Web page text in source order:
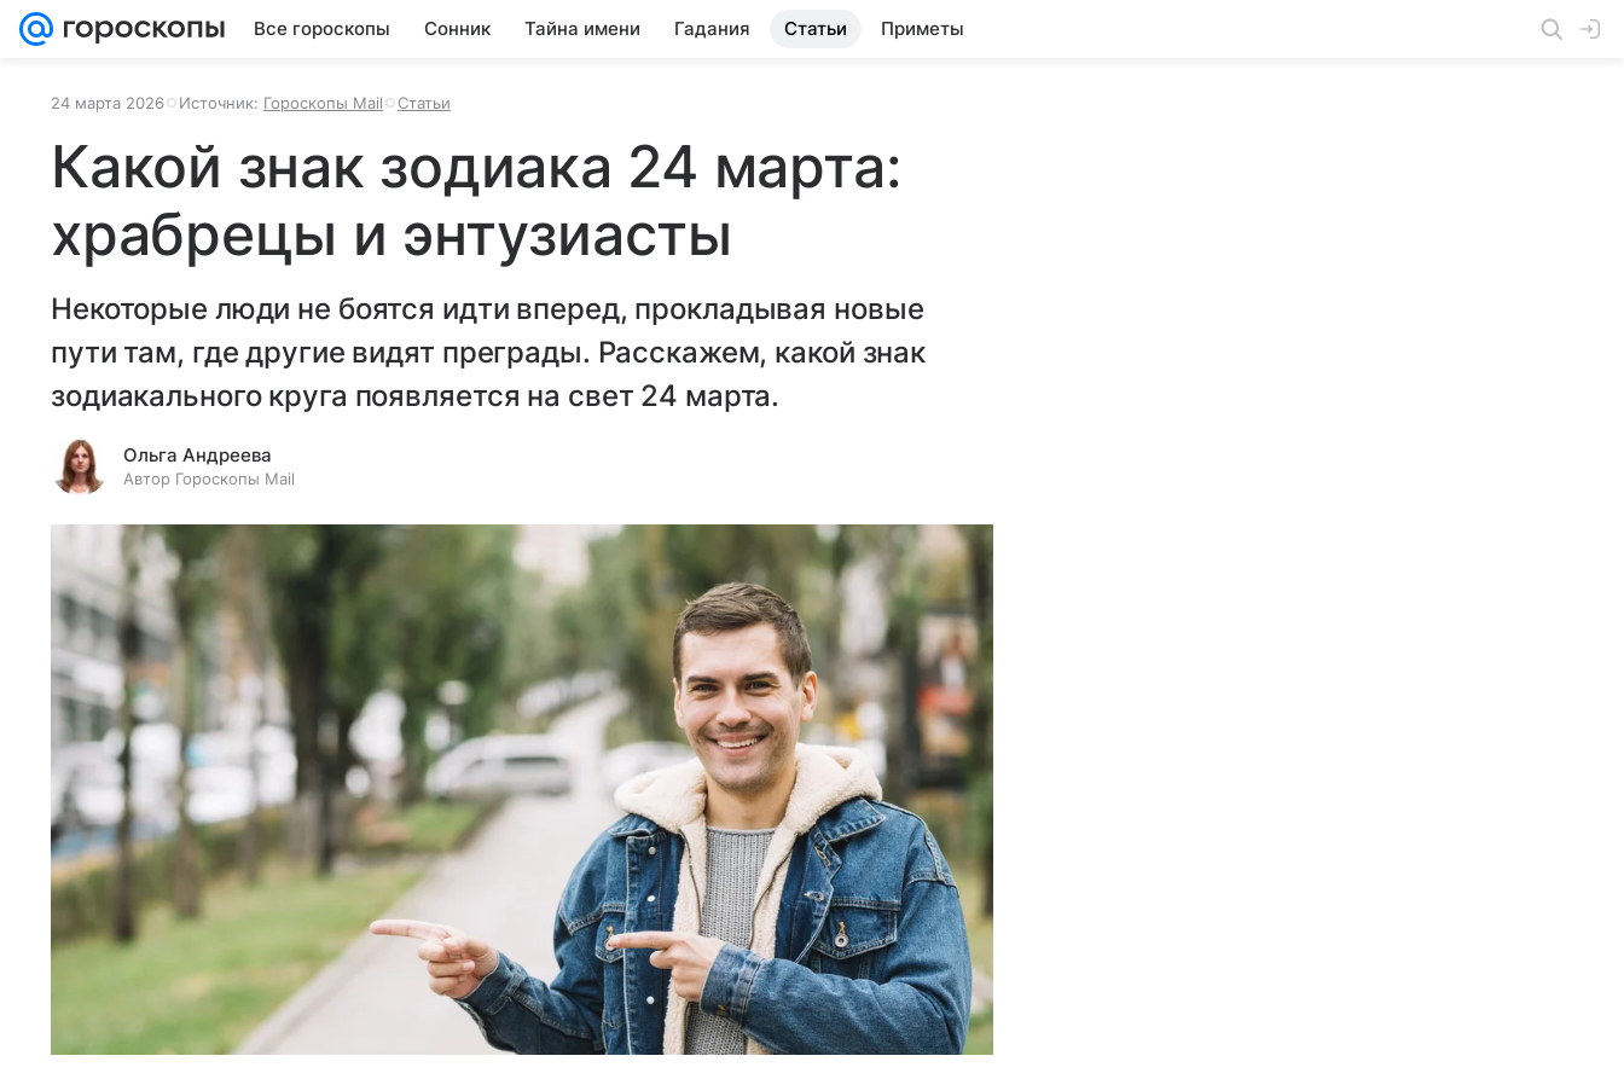
Все гороскопы Сонник Тайна имени Гадания Статьи Приметы
24 марта 2026 Источник: Гороскопы Mail Статьи
Какой знак зодиака 24 марта:
храбрецы и энтузиасты
Некоторые люди не боятся идти вперед, прокладывая новые
пути там, где другие видят преграды. Расскажем, какой знак
зодиакального круга появляется на свет 24 марта.
Ольга Андреева
Автор Гороскопы Mail